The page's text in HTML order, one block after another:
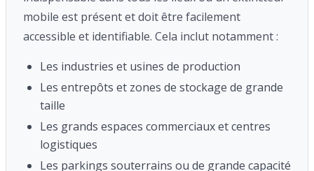
mobile est présent et doit être facilement
accessible et identifiable. Cela inclut notamment :
Les industries et usines de production
Les entrepôts et zones de stockage de grande
taille
Les grands espaces commerciaux et centres
logistiques
Les parkings souterrains ou de grande capacité